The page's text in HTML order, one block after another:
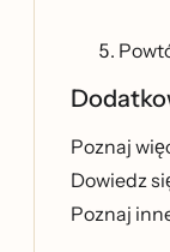
Poznaj
Dowiedz
Poznaj